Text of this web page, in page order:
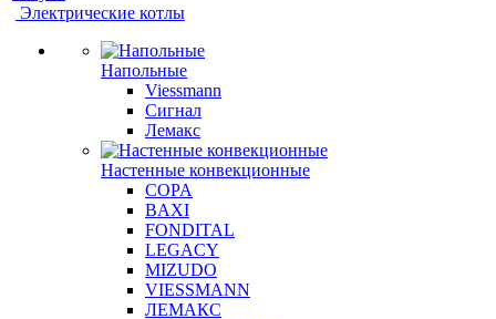
Электрические котлы
Напольные
Viessmann
Сигнал
Лемакс
Настенные конвекционные
COPA
BAXI
FONDITAL
LEGACY
MIZUDO
VIESSMANN
ЛЕМАКС